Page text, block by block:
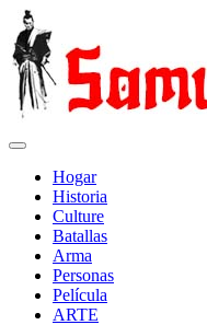
Hogar
Historia
Сulture
Batallas
Arma
Personas
Película
ARTE